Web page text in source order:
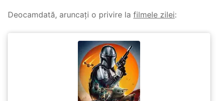
Deocamdată, aruncați o privire la filmele zilei: